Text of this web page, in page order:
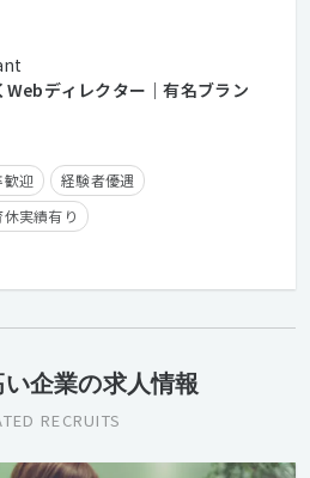
ディレクター｜有名ブラン
歓迎
経験者優遇
実績有り
企業の求人情報
RECRUITS